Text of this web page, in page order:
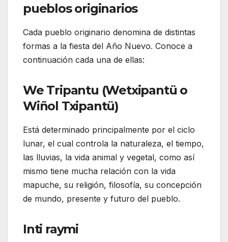
pueblos originarios
Cada pueblo originario denomina de distintas
formas a la fiesta del Año Nuevo. Conoce a
continuación cada una de ellas:
We Tripantu (Wetxipantü o
Wiñol Txipantü)
Está determinado principalmente por el ciclo
lunar, el cual controla la naturaleza, el tiempo,
las lluvias, la vida animal y vegetal, como así
mismo tiene mucha relación con la vida
mapuche, su religión, filosofía, su concepción
de mundo, presente y futuro del pueblo.
Inti raymi